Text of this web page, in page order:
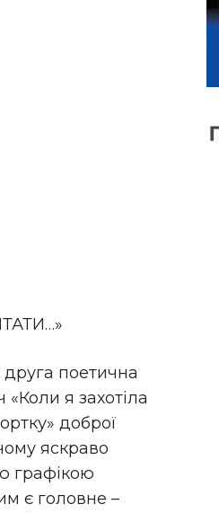
поетична
я захотіла
доброї
яскраво
графікою
є головне –